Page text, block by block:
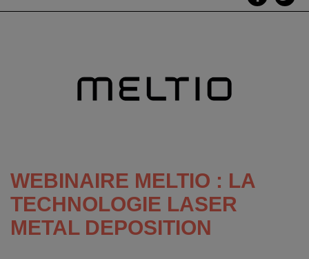
WEBINAIRE MELTIO : LA
TECHNOLOGIE LASER
METAL DEPOSITION